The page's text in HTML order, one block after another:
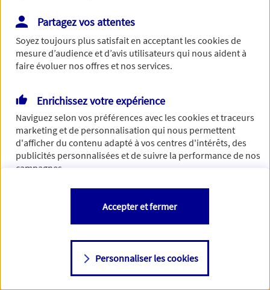
Vous disposez de droits sur les informations vous concernant. Pour
plus d’informations,cliquez ici.
Partagez vos attentes
Soyez toujours plus satisfait en acceptant lescookiesde
mesure d’audience et d’avis utilisateurs qui nous aident à
faire évoluer nos offres et nos services.
Enrichissez votre expérience
Naviguez selon vos préférences avec lescookies et traceurs
marketing et de personnalisation qui nous permettent
d'afficher du contenu adapté à vos centres d'intérêts, des
publicités personnalisées et de suivre la performance de nos
campagnes.
Vous êtes libre de les accepter, de les refuser comme de
changer d'avis à tout moment en allant sur
Consulter notre politique decookies
Personnaliser les cookies
Accepter et fermer